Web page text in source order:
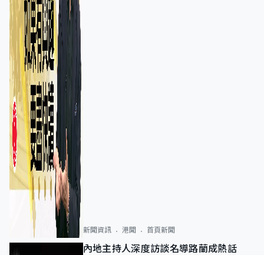
新聞資訊 港聞 首頁新聞
內地主持人深度訪談名導路蘭成熱話